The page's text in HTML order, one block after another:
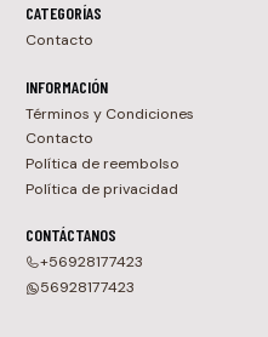
CATEGORÍAS
Contacto
INFORMACIÓN
Términos y Condiciones
Contacto
Política de reembolso
Política de privacidad
CONTÁCTANOS
+56928177423
56928177423